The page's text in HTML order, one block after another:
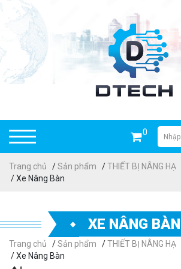
0
Trang chủ /Sản phẩm /THIẾT BỊ NÂNG HẠ
/ Xe Nâng Bàn
XE NÂNG BÀN
Trang chủ /Sản phẩm /THIẾT BỊ NÂNG HẠ
/ Xe Nâng Bàn